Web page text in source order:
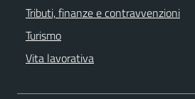
Tributi, finanze e contravvenzioni
Turismo
Vita lavorativa